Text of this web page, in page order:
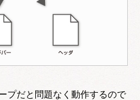
プだと問題なく動作するので